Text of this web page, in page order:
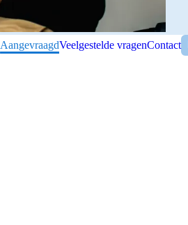
AangevraagdVeelgestelde vragenContact